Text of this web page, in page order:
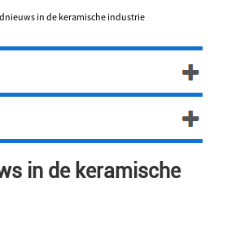
in de keramische industrie
in de keramische